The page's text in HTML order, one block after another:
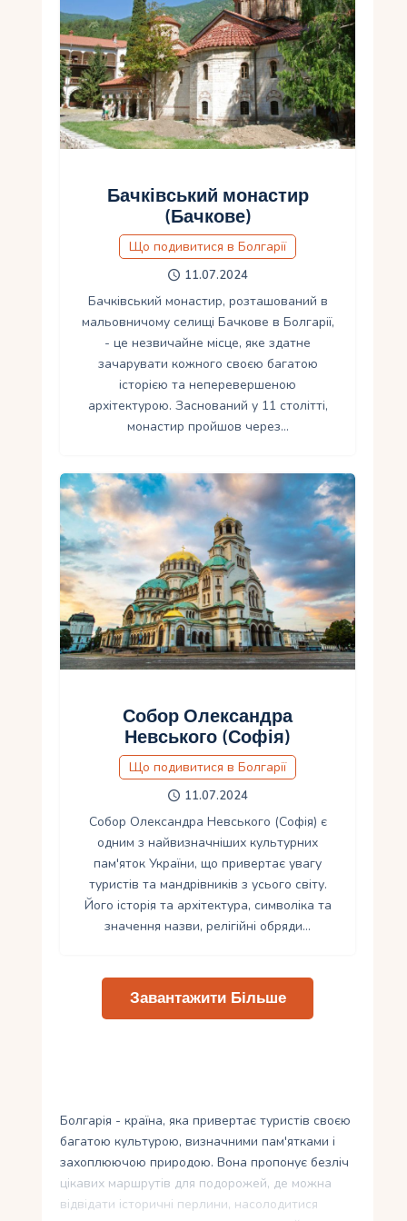
Бачківський монастир
(Бачкове)
Що подивитися в Болгарії
11.07.2024
Бачківський монастир, розташований в
мальовничому селищі Бачкове в Болгарії,
- це незвичайне місце, яке здатне
зачарувати кожного своєю багатою
історією та неперевершеною
архітектурою. Заснований у 11 столітті,
монастир пройшов через…
Собор Олександра
Невського (Софія)
Що подивитися в Болгарії
11.07.2024
Собор Олександра Невського (Софія) є
одним з найвизначніших культурних
пам'яток України, що привертає увагу
туристів та мандрівників з усього світу.
Його історія та архітектура, символіка та
значення назви, релігійні обряди…
Завантажити Більше
Болгарія - країна, яка привертає туристів своєю
багатою культурою, визначними пам'ятками і
захоплюючою природою. Вона пропонує безліч
цікавих маршрутів для подорожей, де можна
відвідати історичні перлини, насолодитися